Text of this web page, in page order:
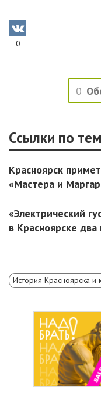
0
0
Ссылки по
Красноярск
«Мастера и
«Электрический
в Красноярске
История Красноярска и